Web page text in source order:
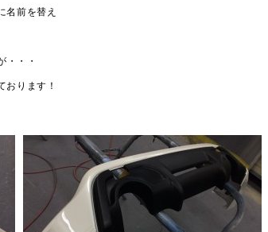
名前を替え
・・・
おります！